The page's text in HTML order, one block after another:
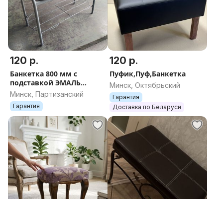
120 р.
Банкетка 800 мм с
подставкой ЭМАЛЬ
СЕРЕБРО к/з стандарт 291
Минск, Партизанский
Гарантия
120 р.
Пуфик,Пуф,Банкетка
Минск, Октябрьский
Гарантия
Доставка по Беларуси